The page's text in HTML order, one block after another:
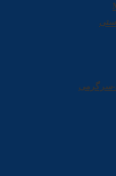
سرگرمی